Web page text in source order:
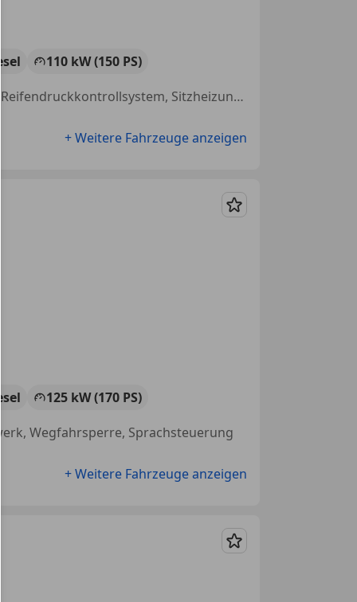
110 kW (150 PS)
Einparkhilfe Rückfahrkamera, teilb. Rücksitzbank, Getönte Scheiben, Reifendruckkontrollsystem, Sitzheizung, Abstandstempomat, Elektrische Heckklappe, Einparkhilfe selbstlenkendes System
+ Weitere Fahrzeuge anzeigen
Merken
125 kW (170 PS)
Wegfahrsperre, Sprachsteuerung
+ Weitere Fahrzeuge anzeigen
Merken